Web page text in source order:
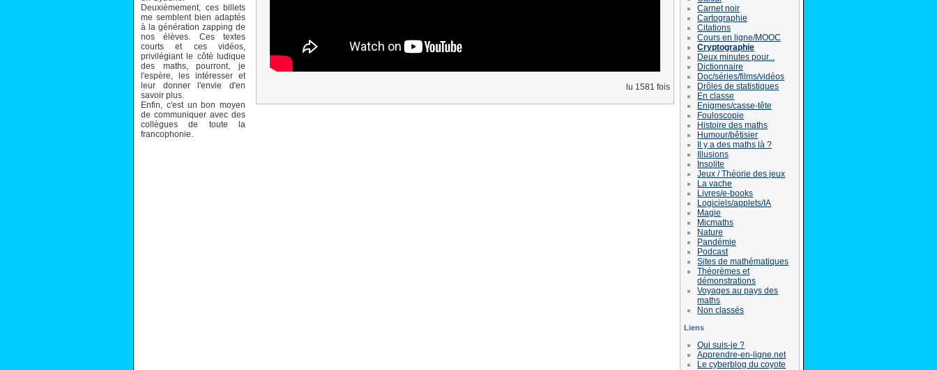
Deuxièmement, ces billets
me semblent bien adaptés
à la génération zapping de
nos élèves. Ces textes
courts et ces vidéos,
privilégiant le côté ludique
des maths, pourront, je
l'espère, les intéresser et
leur donner l'envie d'en
savoir plus.
Enfin, c'est un bon moyen
de communiquer avec des
collègues de toute la
francophonie.
lu 1581 fois
Carnet noir
Cartographie
Citations
Cours en ligne/MOOC
Cryptographie
Deux minutes pour...
Dictionnaire
Doc/séries/films/vidéos
Drôles de statistiques
En classe
Enigmes/casse-tête
Fouloscopie
Histoire des maths
Humour/bêtisier
Il y a des maths là ?
Illusions
Insolite
Jeux / Théorie des jeux
La vache
Livres/e-books
Logiciels/applets/IA
Magie
Micmaths
Nature
Pandémie
Podcast
Sites de mathématiques
Théorèmes et
démonstrations
Voyages au pays des
maths
Non classés
Liens
Qui suis-je ?
Apprendre-en-ligne.net
Le cyberblog du coyote